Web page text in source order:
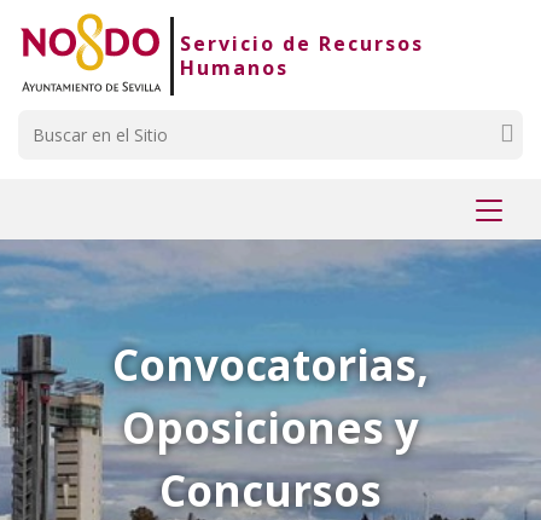
Saltar al contenido
Saltar a la navegación
Información de contactoServicio de Recursos
Humanos
menú
Convocatorias,
Oposiciones y
Concursos